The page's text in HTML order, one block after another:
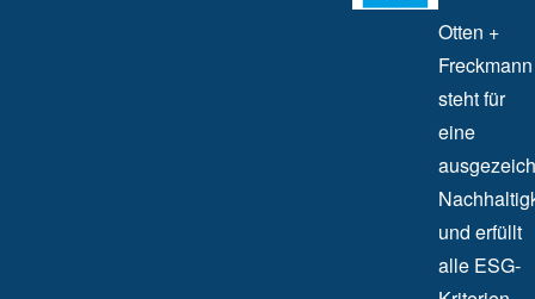
Otten +
Freckmann
steht für
eine
und erfüllt
alle ESG-